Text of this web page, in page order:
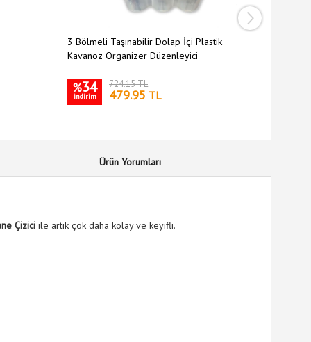
3 Bölmeli Taşınabilir Dolap İçi Plastik
Kavanoz Organizer Düzenleyici
%34
indirim
724.15 TL
479.95 TL
Ürün Yorumları
Çizici ile artık çok daha kolay ve keyifli.